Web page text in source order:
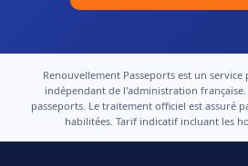
Renouvellement Passeports est un
indépendant de l'administration française.
passeports. Le traitement officiel est assuré
habilitées. Tarif indicatif incluant les